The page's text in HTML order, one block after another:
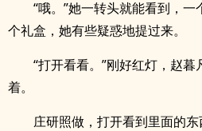
“哦。”她一转头就能看到，
个礼盒，她有些疑惑地提过来。
“打开看看。”刚好红灯，赵
着。
庄研照做，打开看到里面的